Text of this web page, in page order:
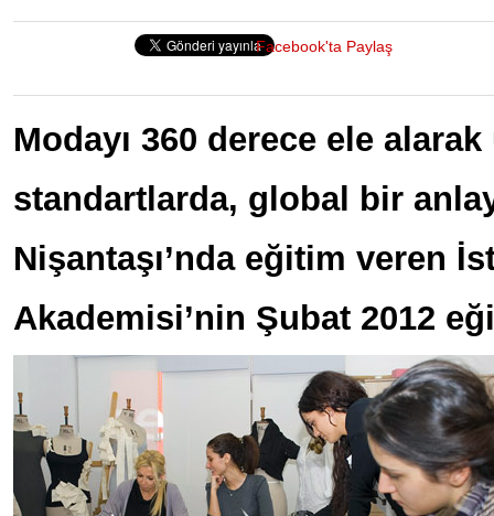
Facebook'ta Paylaş
Modayı 360 derece ele
standartlarda, global bir
Nişantaşı’nda eğitim veren
Akademisi’nin Şubat 2012